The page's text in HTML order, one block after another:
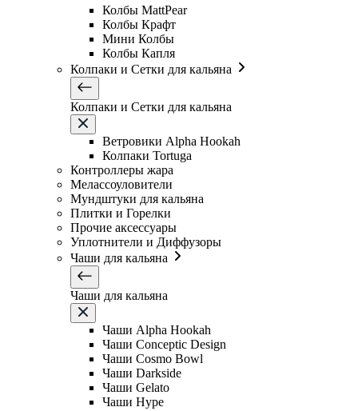
Колбы MattPear
Колбы Крафт
Мини Колбы
Колбы Капля
Колпаки и Сетки для кальяна
Колпаки и Сетки для кальяна
Ветровики Alpha Hookah
Колпаки Tortuga
Контроллеры жара
Мелассоуловители
Мундштуки для кальяна
Плитки и Горелки
Прочие аксессуары
Уплотнители и Диффузоры
Чаши для кальяна
Чаши для кальяна
Чаши Alpha Hookah
Чаши Conceptic Design
Чаши Cosmo Bowl
Чаши Darkside
Чаши Gelato
Чаши Hype